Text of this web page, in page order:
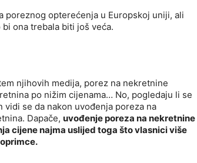
poreznog opterećenja u Europskoj uniji, ali
bi ona trebala biti još veća.
njihovih medija, porez na nekretnine
po nižim cijenama… No, pogledaju li se
se da nakon uvođenja poreza na
Dapače, uvođenje poreza na nekretnine
cijene najma uslijed toga što vlasnici više